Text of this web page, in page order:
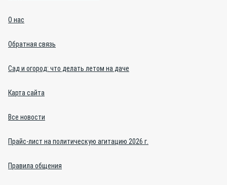
О нас
Обратная связь
Сад и огород: что делать летом на даче
Карта сайта
Все новости
Прайс-лист на политическую агитацию 2026 г.
Правила общения